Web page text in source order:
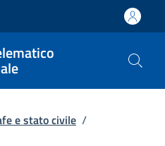
e stato civile /